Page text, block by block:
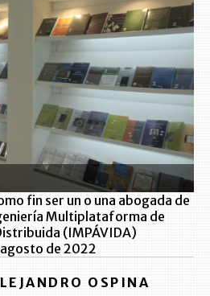
fin ser un o una abogada de
Multiplataforma de
(IMPÁVIDA)
de 2022
OSPINA